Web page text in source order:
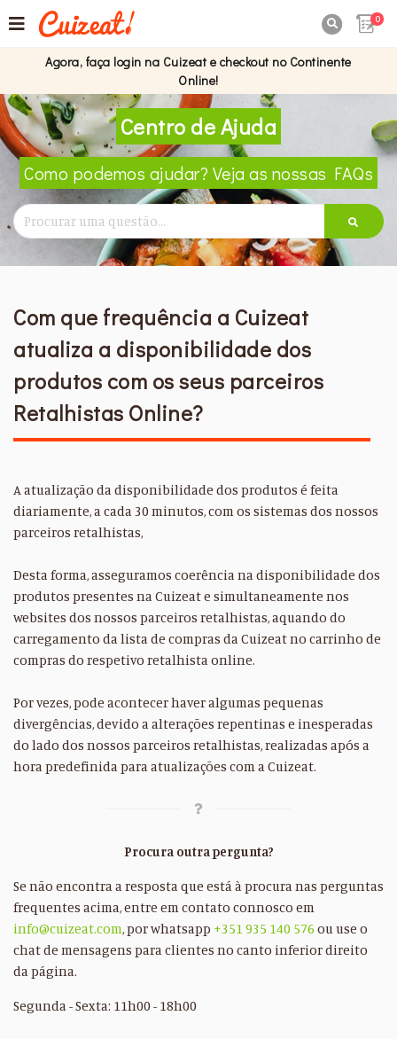
0
Agora, faça login na Cuizeat e checkout no Continente
Online!
Centro de Ajuda
Como podemos ajudar? Veja as nossas FAQs
Com que frequência a Cuizeat
atualiza a disponibilidade dos
produtos com os seus parceiros
Retalhistas Online?
A atualização da disponibilidade dos produtos é feita
diariamente, a cada 30 minutos, com os sistemas dos nossos
parceiros retalhistas,
Desta forma, asseguramos coerência na disponibilidade dos
produtos presentes na Cuizeat e simultaneamente nos
websites dos nossos parceiros retalhistas, aquando do
carregamento da lista de compras da Cuizeat no carrinho de
compras do respetivo retalhista online.
Por vezes, pode acontecer haver algumas pequenas
divergências, devido a alterações repentinas e inesperadas
do lado dos nossos parceiros retalhistas, realizadas após a
hora predefinida para atualizações com a Cuizeat.
Procura outra pergunta?
Se não encontra a resposta que está à procura nas perguntas
frequentes acima, entre em contato connosco em
info@cuizeat.com, por whatsapp +351 935 140 576 ou use o
chat de mensagens para clientes no canto inferior direito
da página.
Segunda - Sexta: 11h00 - 18h00